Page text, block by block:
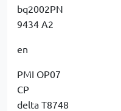
bq2002PN
9434 A2
en
PMI OP07
CP
delta T8748